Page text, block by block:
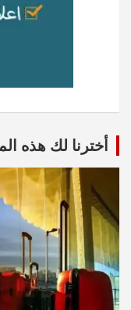
أخترنا لك هذه